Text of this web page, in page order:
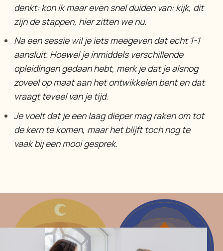
denkt: kon ik maar even snel duiden van: kijk, dit
zijn de stappen, hier zitten we nu.
Na een sessie wil je iets meegeven dat echt 1-1
aansluit. Hoewel je inmiddels verschillende
opleidingen gedaan hebt, merk je dat je alsnog
zoveel op maat aan het ontwikkelen bent en dat
vraagtteveel van je tijd.
Je voelt dat je een laag dieper mag raken om tot
de kern te komen, maar het blijft toch nog te
vaak bij een mooi gesprek.